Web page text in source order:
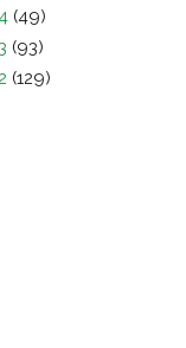
(49)
(93)
(129)